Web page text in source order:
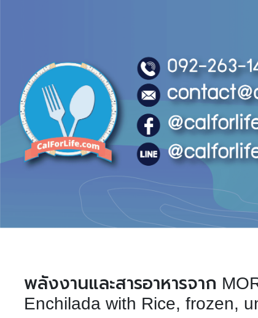
พลังงานและสารอาหารจาก
Enchilada with Rice, frozen,